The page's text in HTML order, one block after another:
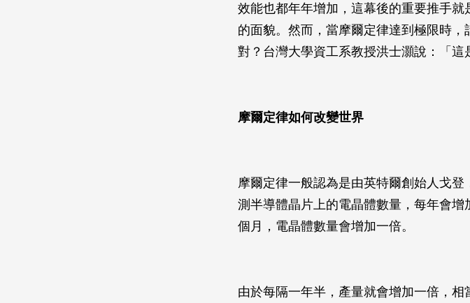
效能也都年年增加，這幕後的重要推手
的面貌。然而，當摩爾定律達到極限時
對？台灣大學資工系教授洪士灝說：「這
摩爾定律如何改變世界
摩爾定律一般認為是由英特爾創始人戈
測半導體晶片上的電晶體數量，每年會
個月，電晶體數量會增加一倍。
由於每隔一年半，產量就會增加一倍，